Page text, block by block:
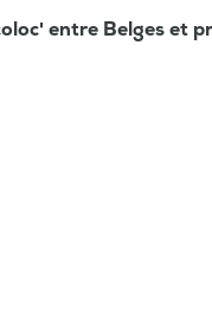
entre Belges et